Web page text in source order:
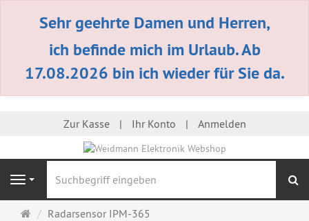
Sehr geehrte Damen und Herren,
ich befinde mich im Urlaub. Ab
17.08.2026 bin ich wieder für Sie da.
Zur Kasse Ihr Konto Anmelden
Navigation
Startseite
Radarsensor IPM-365